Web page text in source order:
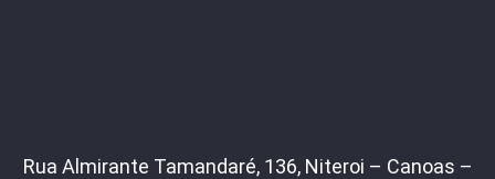
Rua Almirante Tamandaré, 136, Niteroi – Canoas –